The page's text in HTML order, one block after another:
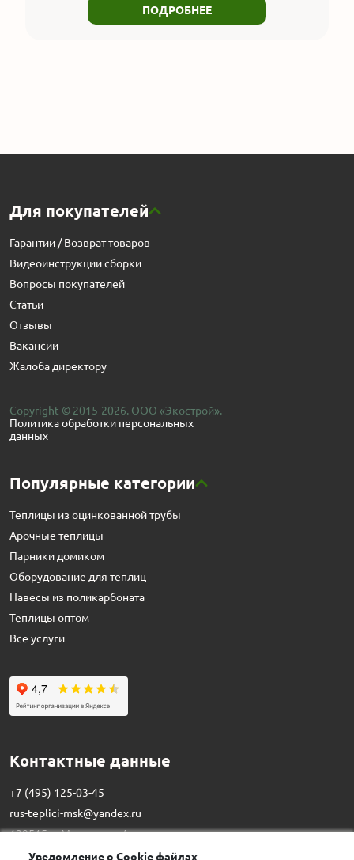
ПОДРОБНЕЕ
Для покупателей
Гарантии / Возврат товаров
Видеоинструкции сборки
Вопросы покупателей
Статьи
Отзывы
Вакансии
Жалоба директору
Copyright © 2015-2026. ООО «Экострой».
Политика обработки персональных
данных
Популярные категории
Теплицы из оцинкованной трубы
Арочные теплицы
Парники домиком
Оборудование для теплиц
Навесы из поликарбоната
Теплицы оптом
Все услуги
Контактные данные
+7 (495) 125-03-45
rus-teplici-msk@yandex.ru
129515,г. Москва,ул. Академика
Уведомление о Cookie файлах